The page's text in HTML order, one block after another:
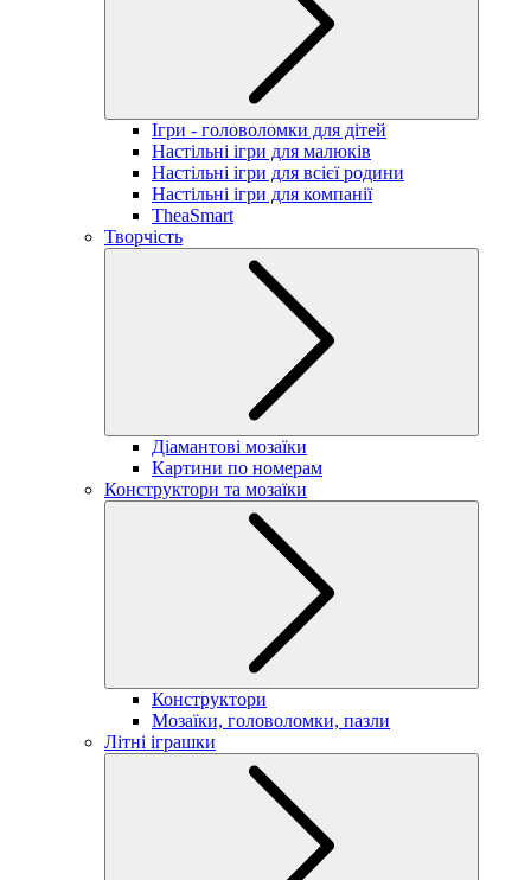
Ігри - головоломки для дітей
Настільні ігри для малюків
Настільні ігри для всієї родини
Настільні ігри для компанії
TheaSmart
Творчість
Діамантові мозаїки
Картини по номерам
Конструктори та мозаїки
Конструктори
Мозаїки, головоломки, пазли
Літні іграшки